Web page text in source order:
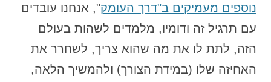
נוספים מעמיקים ב"דרך העומק", אנחנו עובדים
עם תרגיל זה ודומיו, מלמדים לשהות בעולם
הזה, לתת לו את מה שהוא צריך, לשחרר את
האחיזה שלו (במידת הצורך) ולהמשיך הלאה,